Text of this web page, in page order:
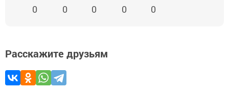
0 0 0 0 0
Расскажите друзьям